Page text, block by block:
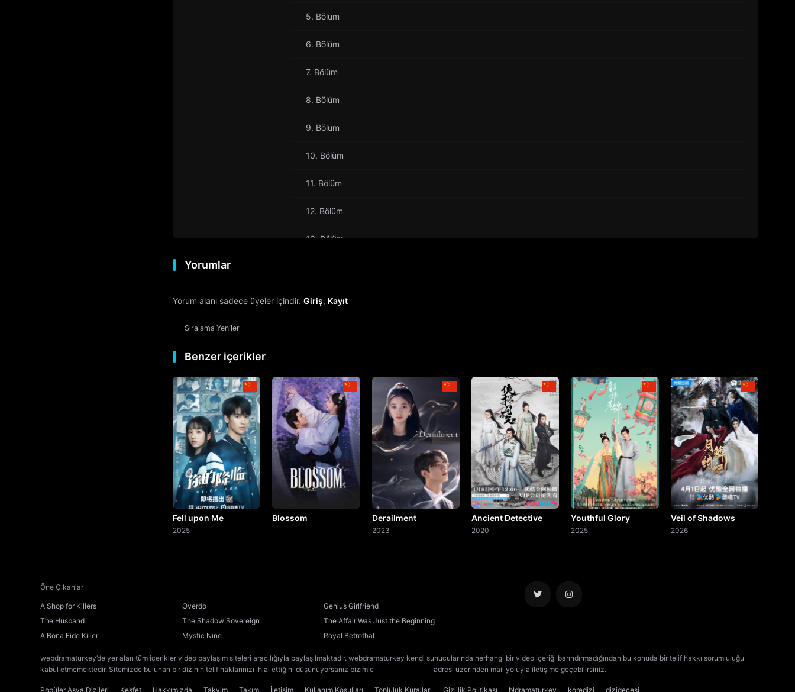
5. Bölüm
6. Bölüm
7. Bölüm
8. Bölüm
9. Bölüm
10. Bölüm
11. Bölüm
12. Bölüm
13. Bölüm
18. Bölüm
19. Bölüm
20. Bölüm
21. Bölüm
22. Bölüm
23. Bölüm
28. Bölüm
Yorumlar
Yorum alanı sadece üyeler içindir. Giriş, Kayıt
Sıralama Yeniler
Benzer içerikler
Fell upon Me
2025
Blossom Derailment
2023
Ancient Detective
2020
Youthful Glory
2025
Veil of Shadows
2026
Öne Çıkanlar
A Shop for Killers Overdo
Genius Girlfriend
The Husband
The Shadow Sovereign
The Affair Was Just the Beginning
A Bona Fide Killer
Mystic Nine Royal Betrothal
webdramaturkey’de yer alan tüm içerikler video paylaşım siteleri aracılığıyla paylaşılmaktadır. webdramaturkey kendi sunucularında herhangi bir video içeriği barındırmadığından bu konuda bir telif hakkı sorumluluğu
kabul etmemektedir. Sitemizde bulunan bir dizinin telif haklarınızı ihlal ettiğini düşünüyorsanız bizimle
adresi üzerinden mail yoluyla iletişime geçebilirsiniz.
Popüler Asya Dizileri Keşfet Hakkımızda Takvim Takım İletişim Kullanım Koşulları Topluluk Kuralları Gizlilik Politikası bldramaturkey koredizi dizigecesi